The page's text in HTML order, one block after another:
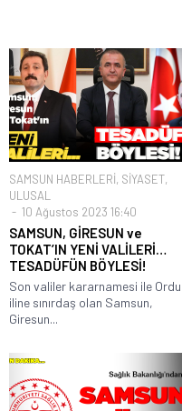
SAMSUN HABERLERİ, SİYASET,
ULUSAL
10 Ağustos 2023 16:40
SAMSUN, GİRESUN ve
TOKAT’IN YENİ VALİLERİ…
TESADÜFÜN BÖYLESİ!
Son valiler kararnamesi ile Ordu
iline sınırdaş olan Samsun,
Giresun...